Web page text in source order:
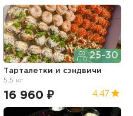
25-30
Тарталетки и сэндвичи
5.5 кг
16 960 ₽ 4.47